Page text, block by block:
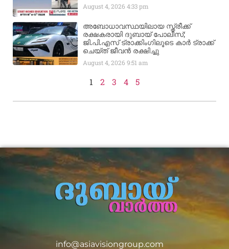
August 4, 20264:33 pm
അബോധാവസ്ഥയിലായ സ്ത്രീക്ക്
രക്ഷകരായി ദുബായ് പോലീസ്;
ജി.പി.എസ് ട്രാക്കിംഗിലൂടെ കാർ ട്രാക്ക്
ചെയ്ത് ജീവൻ രക്ഷിച്ചു
August 4, 20269:51 am
1 2 3 4 5
info@asiavisiongroup.com